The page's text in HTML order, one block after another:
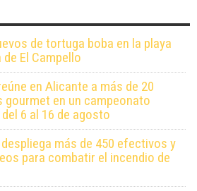
de tortuga boba en la playa
El Campello
en Alicante a más de 20
gourmet en un campeonato
6 al 16 de agosto
más de 450 efectivos y
para combatir el incendio de